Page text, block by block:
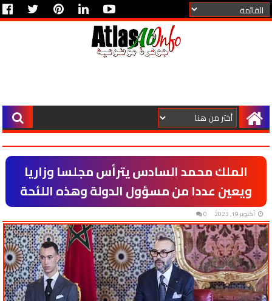
الملك محمد السادس يترأس مجلسا وزاريا
ويعين عددا من مسؤول الدولة وهذه اللئحة
أكتوبر 19, 2023 0